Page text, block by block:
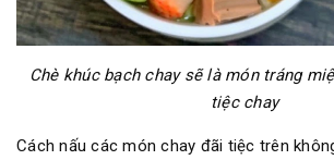
Chè khúc bạch chay sẽ là món tráng
tiệc chay
Cách nấu các món chay đãi tiệc trên